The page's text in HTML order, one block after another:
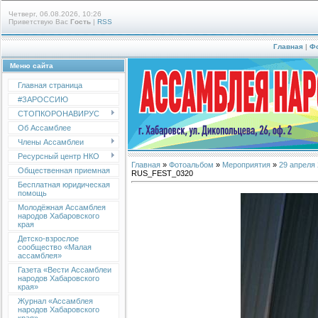
Четверг, 06.08.2026, 10:26
Приветствую Вас Гость | RSS
Главная |
Меню сайта
Главная страница
#ЗАРОССИЮ
СТОПКОРОНАВИРУС
Об Ассамблее
Члены Ассамблеи
Ресурсный центр НКО
Общественная приемная
Бесплатная юридическая
помощь
Молодёжная Ассамблея
народов Хабаровского
края
Детско-взрослое
сообщество «Малая
ассамблея»
Газета «Вести Ассамблеи
народов Хабаровского
края»
Журнал «Ассамблея
народов Хабаровского
Главная » Фотоальбом » Мероприятия » 29 апреля
RUS_FEST_0320